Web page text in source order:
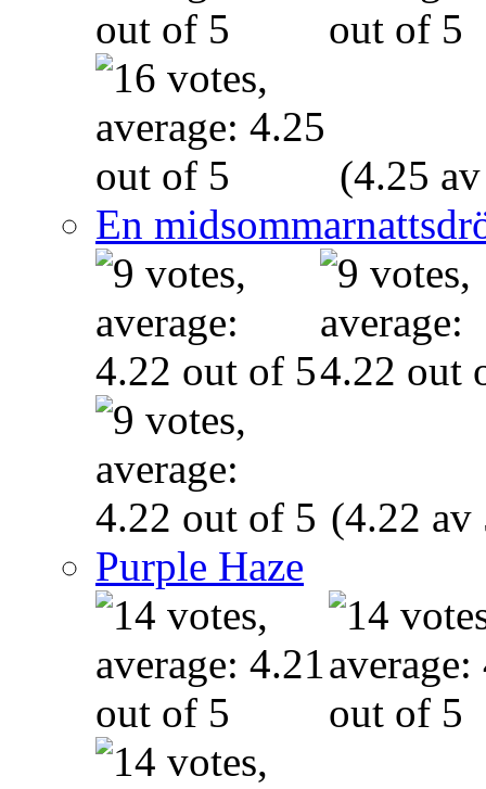
(4.25
En
(4.22 av
Purple Haze